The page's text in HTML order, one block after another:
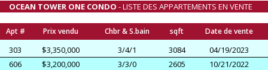
OCEAN TOWER ONE CONDO - LISTE DES APPARTEMENTS EN VENTE
Apt # Prix vendu Chbr & S.bain sqft Date de vente
303 $3,350,000 3/4/1 3084
04/19/2023
606
$3,200,000 3/3/0 2605
10/21/2022